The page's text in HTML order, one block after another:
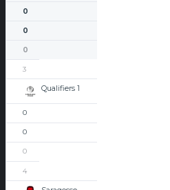
0
0
0
3
Qualifiers 1
0
0
0
4